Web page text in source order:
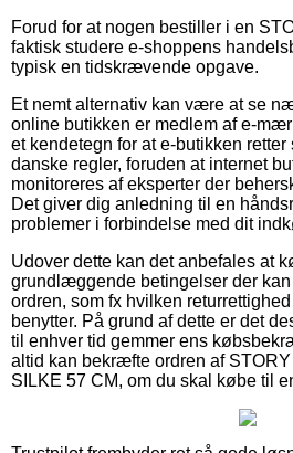
Forud for at nogen bestiller i en
faktisk studere e-shoppens
typisk en tidskrævende opgave.
Et nemt alternativ kan være at se
online butikken er medlem af e-
et kendetegn for at e-butikken
danske regler, foruden at internet
monitoreres af eksperter der
Det giver dig anledning til en
problemer i forbindelse med dit
Udover dette kan det anbefales at
grundlæggende betingelser der
ordren, som fx hvilken
benytter. På grund af dette er det
til enhver tid gemmer ens
altid kan bekræfte ordren af
SILKE 57 CM, om du skal købe til